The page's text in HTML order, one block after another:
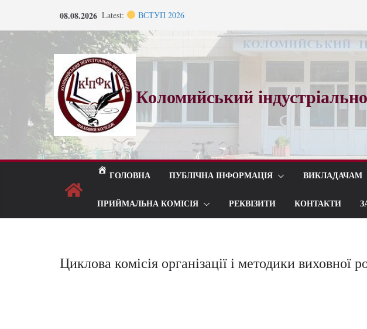
08.08.2026 Latest:
ВСТУП 2026
Відбулося засідання педагогічної ради коледжу
Запрошуємо на навчання!
Запрошуємо на навчання!
Коломийський
ГОЛОВНА ПУБЛІЧНА ІНФОРМАЦІЯ ВИКЛАДАЧАМ
ПРИЙМАЛЬНА КОМІСІЯ РЕКВІЗИТИ КОНТАКТИ
Циклова комісія організації і методики виховної